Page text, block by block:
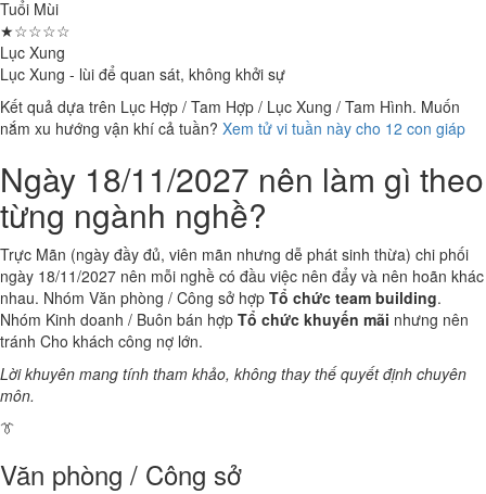
Tuổi Mùi
★☆☆☆☆
Lục Xung
Lục Xung - lùi để quan sát, không khởi sự
Kết quả dựa trên Lục Hợp / Tam Hợp / Lục Xung / Tam Hình. Muốn
nắm xu hướng vận khí cả tuần? Xem tử vi tuần này cho 12 con giáp
Ngày 18/11/2027 nên làm gì theo
từng ngành nghề?
Trực Mãn (ngày đầy đủ, viên mãn nhưng dễ phát sinh thừa) chi phối
ngày 18/11/2027 nên mỗi nghề có đầu việc nên đẩy và nên hoãn khác
nhau. Nhóm Văn phòng / Công sở hợp Tổ chức team building.
Nhóm Kinh doanh / Buôn bán hợp Tổ chức khuyến mãi nhưng nên
tránh Cho khách công nợ lớn.
Lời khuyên mang tính tham khảo, không thay thế quyết định chuyên
môn.
👔
Văn phòng / Công sở